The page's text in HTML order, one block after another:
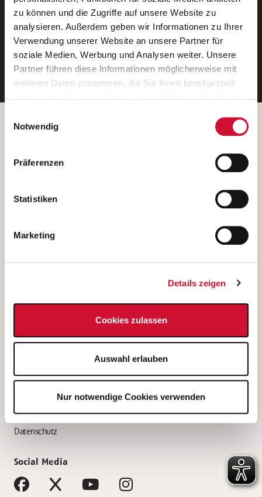
zu können und die Zugriffe auf unsere Website zu
analysieren. Außerdem geben wir Informationen zu Ihrer
Verwendung unserer Website an unsere Partner für
soziale Medien, Werbung und Analysen weiter. Unsere
Partner führen diese Informationen möglicherweise mit
weiteren Daten zusammen, die Sie ihnen bereitgestellt
Wenn Sie auf „Cookies zulassen“ klicken, so stimmen
Sie der Speicherung sämtlicher Cookies zu. Sie können
Ihre Einwilligung selbstverständlich jederzeit widerrufen,
indem Sie die Cookie-Einstellungen aufrufen und diese
unsererDatenschutzerklärung
Notwendig
Präferenzen
Statistiken
Marketing
Details zeigen
Cookies zulassen
Auswahl erlauben
Nur notwendige Cookies verwenden
Ein kostenloser Service von AWO
Jobs.
E-Mail-Adresse eintragen
Betreiber der Webseite
Kantstraße 45a
(Ein Tochterunternehmen des AWO Bezirksverbandes Unterfranken
e.V.)
Bewerbung als Altenpflegehelfer*in
Bewerbung als Erzieher*in
AWO Gliederungen nach Bundesland
Impressum
Datenschutz
Social Media